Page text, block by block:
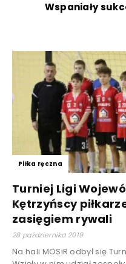
Wspaniały
Piłka ręczna
Turniej Ligi
Kętrzyńscy
zasięgiem rywali
28 października 2019
Na hali MOSiR odbył się